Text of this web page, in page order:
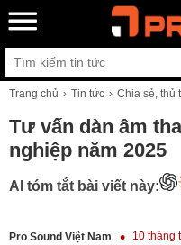
Trang chủ Tin tức Chia sẻ, thủ
Tư vấn dàn âm
nghiệp năm 2025
AI tóm tắt bài viết này:
Pro Sound Việt Nam 10 tháng